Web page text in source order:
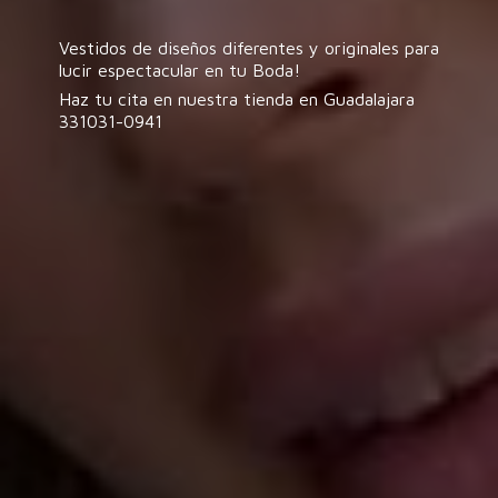
Vestidos de diseños diferentes y originales para
lucir espectacular en tu Boda!
Haz tu cita en nuestra tienda en Guadalajara
331031-0941